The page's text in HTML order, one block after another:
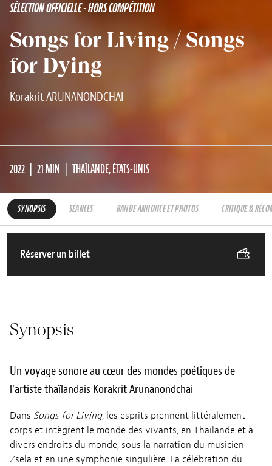
SÉLECTION OFFICIELLE - HORS COMPÉTITION
Songs for Living / Songs
for Dying
Korakrit ARUNANONDCHAI
2022 21 MIN THAÏLANDE, ÉTATS-UNIS
SYNOPSIS SÉANCES BANDE ANNONCE ET PHOTOS CRITIQUE &
Réserver un billet
Synopsis
Un voyage sonore au cœur des mondes poétiques de
l'artiste thaïlandais Korakrit Arunanondchai
Dans Songs for Living, les esprits prennent littéralement
corps et intègrent le monde des vivants, en Thaïlande et à
divers endroits du monde, sous la narration du musicien
Zsela et en une symphonie singulière. La célébration du